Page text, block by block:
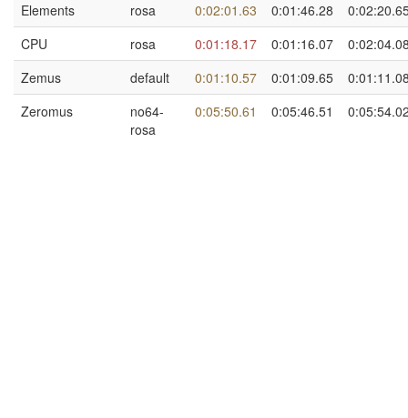
Elements rosa 0:02:01.63 0:01:46.28
CPU
rosa 0:01:18.17 0:01:16.07
Zemus
default 0:01:10.57 0:01:09.65
Zeromus
no64-
rosa
0:05:50.61 0:05:46.51